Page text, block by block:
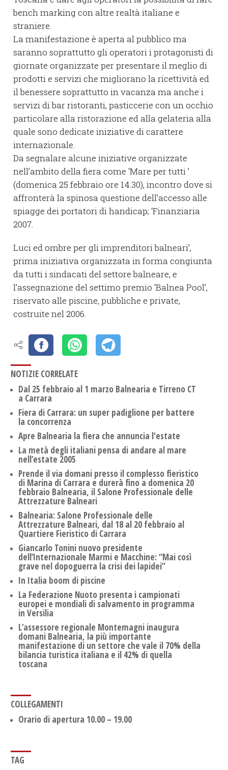
bench marking con altre realtà italiane e
straniere.
La manifestazione è aperta al pubblico ma
saranno soprattutto gli operatori i protagonisti di
giornate organizzate per presentare il meglio di
prodotti e servizi che migliorano la ricettività ed
il benessere soprattutto in vacanza ma anche i
servizi di bar ristoranti, pasticcerie con un occhio
particolare alla ristorazione ed alla gelateria alla
quale sono dedicate iniziative di carattere
internazionale.
Da segnalare alcune iniziative organizzate
nell’ambito della fiera come ‘Mare per tutti ’
(domenica 25 febbraio ore 14.30), incontro dove si
affronterà la spinosa questione dell’accesso alle
spiagge dei portatori di handicap; ‘Finanziaria
2007.
Luci ed ombre per gli imprenditori balneari’,
prima iniziativa organizzata in forma congiunta
da tutti i sindacati del settore balneare, e
l’assegnazione del settimo premio ‘Balnea Pool’,
riservato alle piscine, pubbliche e private,
costruite nel 2006.
NOTIZIE CORRELATE
Dal 25 febbraio al 1 marzo Balnearia e Tirreno CT
a Carrara
Fiera di Carrara: un super padiglione per battere
la concorrenza
Apre Balnearia la fiera che annuncia l'estate
La metà degli italiani pensa di andare al mare
nell’estate 2005
Prende il via domani presso il complesso fieristico
di Marina di Carrara e durerà fino a domenica 20
febbraio Balnearia, il Salone Professionale delle
Attrezzature Balneari
Balnearia: Salone Professionale delle
Attrezzature Balneari, dal 18 al 20 febbraio al
Quartiere Fieristico di Carrara
Giancarlo Tonini nuovo presidente
dell’Internazionale Marmi e Macchine: “Mai così
grave nel dopoguerra la crisi dei lapidei”
In Italia boom di piscine
La Federazione Nuoto presenta i campionati
europei e mondiali di salvamento in programma
in Versilia
L’assessore regionale Montemagni inaugura
domani Balnearia, la più importante
manifestazione di un settore che vale il 70% della
bilancia turistica italiana e il 42% di quella
toscana
COLLEGAMENTI
Orario di apertura 10.00 – 19.00
TAG